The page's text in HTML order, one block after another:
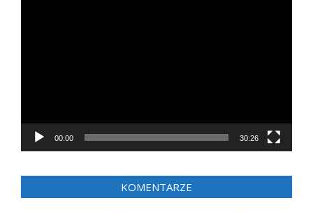
00:00 30:26
KOMENTARZE